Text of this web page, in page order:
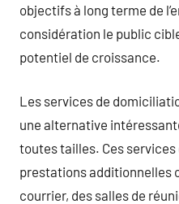
objectifs à long terme de
considération le public
potentiel de croissance.
Les services de
une alternative
toutes tailles. Ces
prestations additionnelles
courrier, des salles de